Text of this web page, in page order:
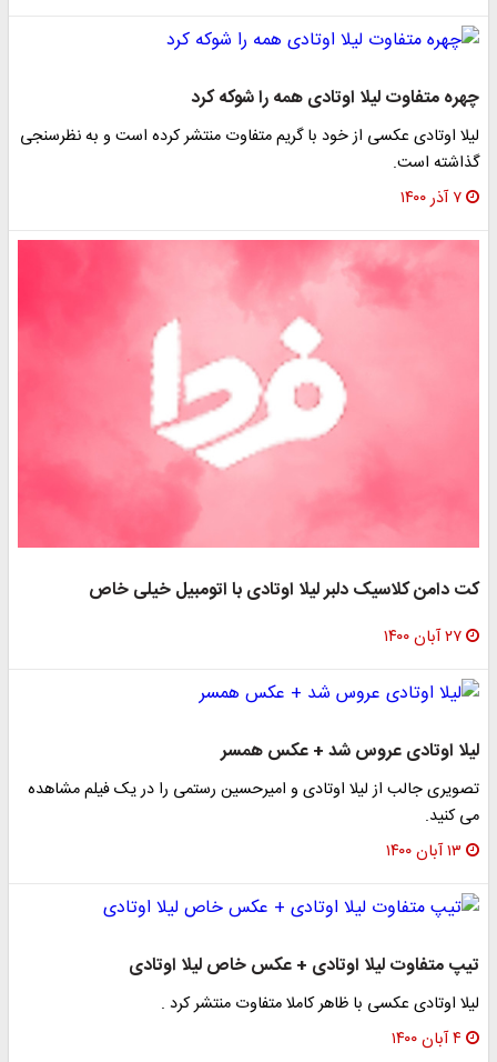
چهره متفاوت لیلا اوتادی همه را شوکه کرد
لیلا اوتادی عکسی از خود با گریم متفاوت منتشر کرده است و به نظرسنجی
گذاشته است.
۷ آذر ۱۴۰۰
کت دامن کلاسیک دلبر لیلا اوتادی با اتومبیل خیلی خاص
۲۷ آبان ۱۴۰۰
لیلا اوتادی عروس شد + عکس همسر
تصویری جالب از لیلا اوتادی و امیرحسین رستمی را در یک فیلم مشاهده
می کنید.
۱۳ آبان ۱۴۰۰
تیپ متفاوت لیلا اوتادی + عکس خاص لیلا اوتادی
لیلا اوتادی عکسی با ظاهر کاملا متفاوت منتشر کرد .
۴ آبان ۱۴۰۰